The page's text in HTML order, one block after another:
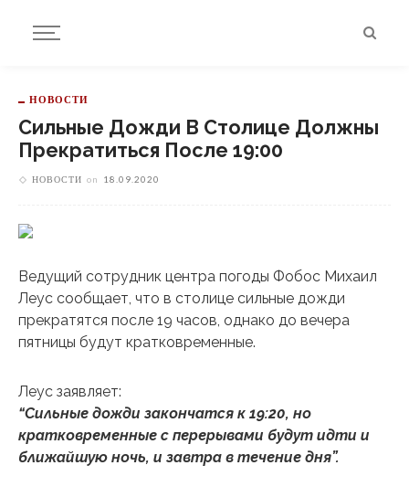
НОВОСТИ
Сильные Дожди В Столице Должны
Прекратиться После 19:00
НОВОСТИ on 18.09.2020
Ведущий сотрудник центра погоды Фобос Михаил
Леус сообщает, что в столице сильные дожди
прекратятся после 19 часов, однако до вечера
пятницы будут кратковременные.
Леус заявляет:
“Сильные дожди закончатся к 19:20, но
кратковременные с перерывами будут идти и
ближайшую ночь, и завтра в течение дня”.